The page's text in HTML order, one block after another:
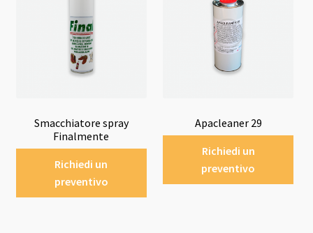
Smacchiatore spray
Finalmente
Richiedi un
preventivo
Apacleaner 29
Richiedi un
preventivo